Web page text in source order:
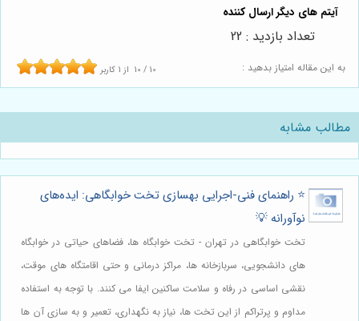
به این مقاله امتیاز بدهید : 10 / 10 از 1 کاربر
تعداد بازدید : 22
مطالب مشابه
⭐️ راهنمای فنی-اجرایی بهسازی تخت خوابگاهی: ایده‌های
نوآورانه 💡
تخت خوابگاهی در تهران - تخت خوابگاه ها، فضاهای حیاتی در خوابگاه
های دانشجویی، سربازخانه ها، مراکز درمانی و حتی اقامتگاه های موقت،
نقشی اساسی در رفاه و سلامت ساکنین ایفا می کنند. با توجه به استفاده
مداوم و پرتراکم از این تخت ها، نیاز به نگهداری، تعمیر و به سازی آن ها